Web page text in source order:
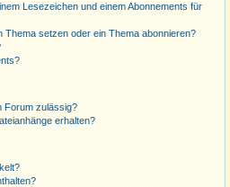
Lesezeichen und einem Abonnements für
Thema setzen oder ein Thema abonnieren?
Forum zulässig?
erhalten?